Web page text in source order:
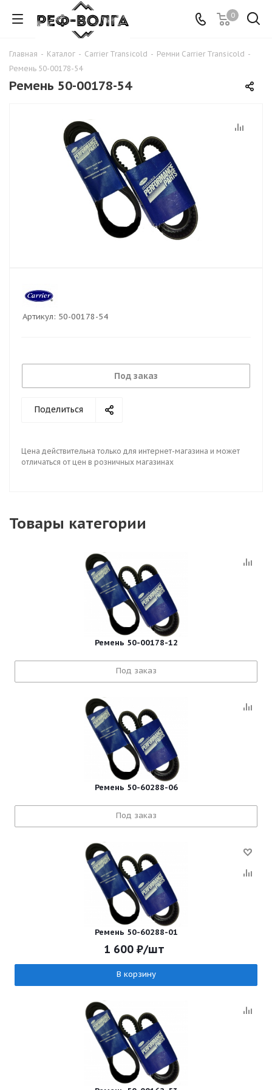
0
Главная - Каталог - Carrier Transicold - Ремни Carrier Transicold -
Ремень 50-00178-54
Ремень 50-00178-54
Артикул: 50-00178-54
Под заказ
Поделиться
Цена действительна только для интернет-магазина и может
отличаться от цен в розничных магазинах
Товары категории
Ремень 50-00178-12
Под заказ
Ремень 50-60288-06
Под заказ
Ремень 50-60288-01
1 600₽/шт
В корзину